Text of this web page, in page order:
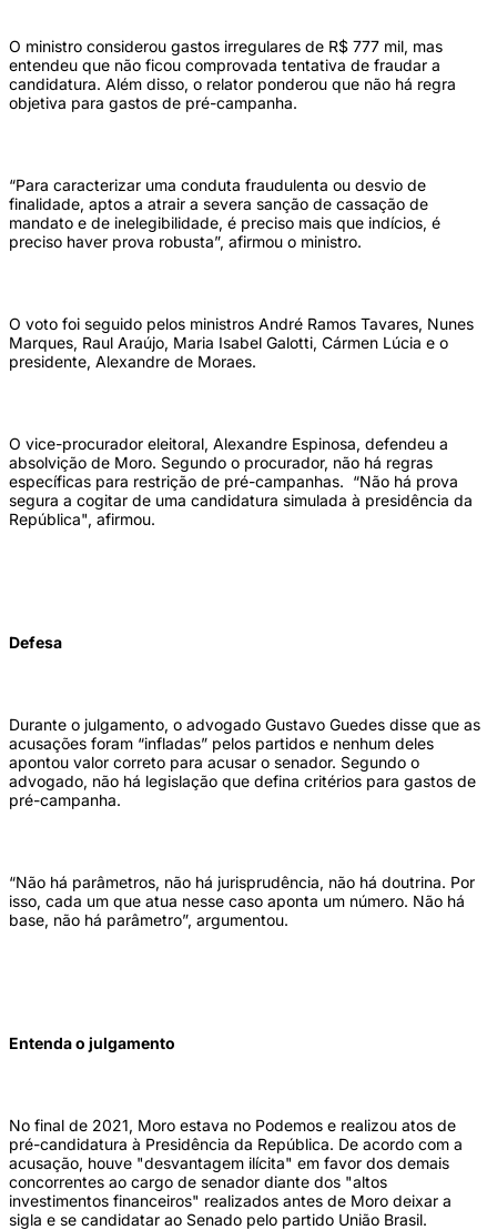
O ministro considerou gastos irregulares de R$ 777 mil, mas
entendeu que não ficou comprovada tentativa de fraudar a
candidatura. Além disso, o relator ponderou que não há regra
objetiva para gastos de pré-campanha.
“Para caracterizar uma conduta fraudulenta ou desvio de
finalidade, aptos a atrair a severa sanção de cassação de
mandato e de inelegibilidade, é preciso mais que indícios, é
preciso haver prova robusta”, afirmou o ministro.
O voto foi seguido pelos ministros André Ramos Tavares, Nunes
Marques, Raul Araújo, Maria Isabel Galotti, Cármen Lúcia e o
presidente, Alexandre de Moraes.
O vice-procurador eleitoral, Alexandre Espinosa, defendeu a
absolvição de Moro. Segundo o procurador, não há regras
específicas para restrição de pré-campanhas. “Não há prova
segura a cogitar de uma candidatura simulada à presidência da
República", afirmou.
Defesa
Durante o julgamento, o advogado Gustavo Guedes disse que as
acusações foram “infladas” pelos partidos e nenhum deles
apontou valor correto para acusar o senador. Segundo o
advogado, não há legislação que defina critérios para gastos de
pré-campanha.
“Não há parâmetros, não há jurisprudência, não há doutrina. Por
isso, cada um que atua nesse caso aponta um número. Não há
base, não há parâmetro”, argumentou.
Entenda o julgamento
No final de 2021, Moro estava no Podemos e realizou atos de
pré-candidatura à Presidência da República. De acordo com a
acusação, houve "desvantagem ilícita" em favor dos demais
concorrentes ao cargo de senador diante dos "altos
investimentos financeiros" realizados antes de Moro deixar a
sigla e se candidatar ao Senado pelo partido União Brasil.